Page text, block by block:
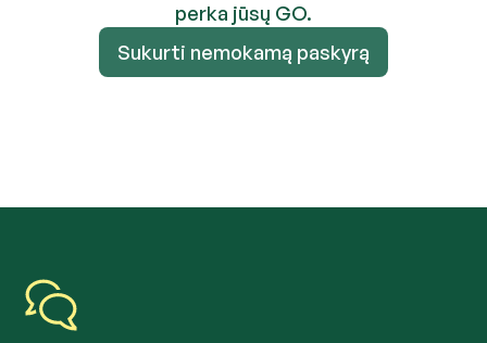
perka jūsų GO.
Sukurti nemokamą paskyrą